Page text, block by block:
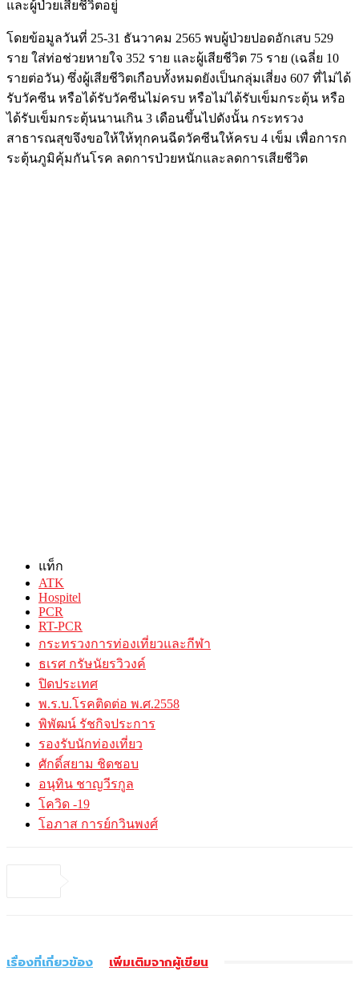
และผู้ป่วยเสียชีวิตอยู่
โดยข้อมูลวันที่ 25-31 ธันวาคม 2565 พบผู้ป่วยปอดอักเสบ 529
ราย ใส่ท่อช่วยหายใจ 352 ราย และผู้เสียชีวิต 75 ราย (เฉลี่ย 10
รายต่อวัน) ซึ่งผู้เสียชีวิตเกือบทั้งหมดยังเป็นกลุ่มเสี่ยง 607 ที่ไม่ได้
รับวัคซีน หรือได้รับวัคซีนไม่ครบ หรือไม่ได้รับเข็มกระตุ้น หรือ
ได้รับเข็มกระตุ้นนานเกิน 3 เดือนขึ้นไปดังนั้น กระทรวง
สาธารณสุขจึงขอให้ให้ทุกคนฉีดวัคซีนให้ครบ 4 เข็ม เพื่อการก
ระตุ้นภูมิคุ้มกันโรค ลดการป่วยหนักและลดการเสียชีวิต
แท็ก
ATK
Hospitel
PCR
RT-PCR
กระทรวงการท่องเที่ยวและกีฬา
ธเรศ กรัษนัยรวิวงค์
ปิดประเทศ
พ.ร.บ.โรคติดต่อ พ.ศ.2558
พิพัฒน์ รัชกิจประการ
รองรับนักท่องเที่ยว
ศักดิ์สยาม ชิดชอบ
อนุทิน ชาญวีรกูล
โควิด -19
โอภาส การย์กวินพงศ์
เรื่องที่เกี่ยวข้อง เพิ่มเติมจากผู้เขียน